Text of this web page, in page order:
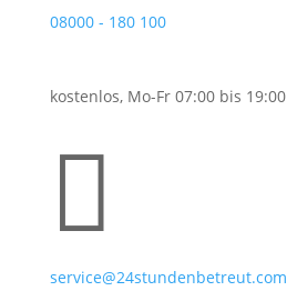
08000 - 180 100
kostenlos, Mo-Fr 07:00 bis

service@24stundenbetreut.com